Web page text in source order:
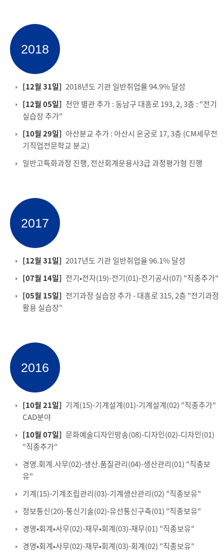
2018
[12월 31일] 2018년도 기관 일반취업률 94.9% 달성
[12월 05일] 천안 별관 추가 : 동남구 대흥로 193, 2, 3층 : "전기
실습장 추가"
[10월 29일] 아산분교 추가 : 아산시 온궁로 17, 3층 (CM세무전
기직업전문학교 분교)
일반고특화과정 진행, 전산회계운용사3급 과정평가형 진행
2017
[12월 31일] 2017년도 기관 일반취업율 96.1% 달성
[07월 14일] 전기•전자(19)-전기(01)-전기공사(07) "직종추가"
[05월 15일] 전기과정 실습장 추가 - 대흥로 315, 2층 "전기과정
활용 실습장"
2016
[10월 21일] 기계(15)-기계설계(01)-기계설계(02) "직종추가"
CAD분야
[10월 07일] 문화예술디자인방송(08)-디자인(02)-디자인(01)
"직종추가"
경영.회계.사무(02)-생산.품질관리(04)-생산관리(01) "직종보
유"
기계(15)-기계조립관리(03)-기계생산관리(02) "직종보유"
정보통신(20)-통신기술(02)-유선통신구축(01) "직종보유"
경영•회계•사무(02)-재무•회계(03)-재무(01) "직종보유"
경영•회계•사무(02)-재무•회계(03)-회계(02) "직종보유"